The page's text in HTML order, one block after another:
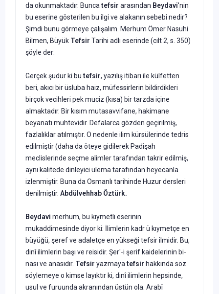
da okun­maktadır. Buncatefsir arasından Beydavi'nin
bu eserine gösterilen bu ilgi ve alakanın sebebi nedir?
Şimdi bunu görmeye çalışalım. Merhum Ömer Nasuhi
Bilmen, Büyük Tefsir Tarihi adlı eserinde (cilt 2, s. 350)
şöyle der:
Gerçek şudur ki butefsir, yazılış itibarı ile külfetten
beri, akıcı bir üsluba haiz, müfessirlerin bildirdikleri
birçok vecihleri pek muciz (kısa) bir tarzda içine
almaktadır. Bir kısım mutasavvifane, hakimane
beyanatı muhtevidir. Defalarca gözden geçirilmiş,
fazlalıklar atılmış­tır. O nedenle ilim kürsülerinde tedris
edilmiştir (daha da öteye gidi­lerek Padişah
meclislerinde seçme alimler tarafından takrir edilmiş,
aynı kalitede dinleyici ulema tarafından heyecanla
izlenmiştir. Buna da Osmanlı tarihinde Huzur dersleri
denilmiştir. Abdülvehhab Öztürk.
Beydavi merhum, bu kıymetli eserinin
mukaddimesinde diyor ki: İlimlerin kadr ü kıymetçe en
büyüğü, şeref ve adaletçe en yükseği tef­sir ilmidir. Bu,
dinî ilimlerin başı ve reisidir. Şer'-i şerif kaidelerinin bi­
nası ve anasıdır. Tefsir yazmayatefsir hakkında söz
söylemeye o kimse layıktır ki, dinî ilimlerin hepsinde,
usul ve furuunda akranından üs­tün ola. Arabî